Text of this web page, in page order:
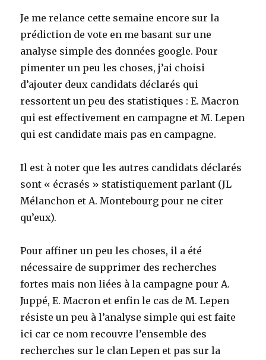
Je me relance cette semaine encore sur la
prédiction de vote en me basant sur une
analyse simple des données google. Pour
pimenter un peu les choses, j’ai choisi
d’ajouter deux candidats déclarés qui
ressortent un peu des statistiques : E. Macron
qui est effectivement en campagne et M. Lepen
qui est candidate mais pas en campagne.
Il est à noter que les autres candidats déclarés
sont « écrasés » statistiquement parlant (JL
Mélanchon et A. Montebourg pour ne citer
qu’eux).
Pour affiner un peu les choses, il a été
nécessaire de supprimer des recherches
fortes mais non liées à la campagne pour A.
Juppé, E. Macron et enfin le cas de M. Lepen
résiste un peu à l’analyse simple qui est faite
ici car ce nom recouvre l’ensemble des
recherches sur le clan Lepen et pas sur la